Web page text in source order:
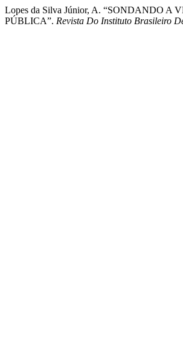
Lopes da Silva Júnior, A. “SONDANDO A
PÚBLICA”. Revista Do Instituto Brasileiro